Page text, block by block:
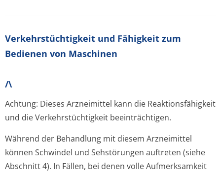
Verkehrstüchtig­keit und Fähigkeit zum
Bedienen von Maschinen
/\
Achtung: Dieses Arzneimittel kann die Reaktionsfähigkeit
und die Verkehrstüchtigkeit beeinträchtigen.
Während der Behandlung mit diesem Arzneimittel
können Schwindel und Sehstörungen auftreten (siehe
Abschnitt 4). In Fällen, bei denen volle Aufmerksamkeit